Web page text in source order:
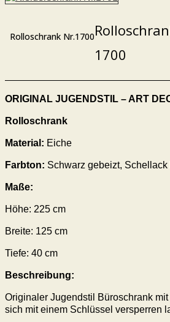
Rolloschrank Nr.1700
1700
ORIGINAL JUGENDSTIL – ART
Rolloschrank
Material: Eiche
Farbton: Schwarz gebeizt,
Maße:
Höhe: 225 cm
Breite: 125 cm
Tiefe: 40 cm
Beschreibung:
Originaler Jugendstil Büroschrank
sich mit einem Schlüssel versperren